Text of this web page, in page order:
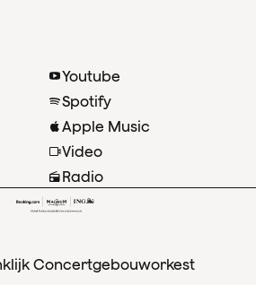
Youtube
Spotify
Apple Music
Video
Radio
Concertgebouworkest